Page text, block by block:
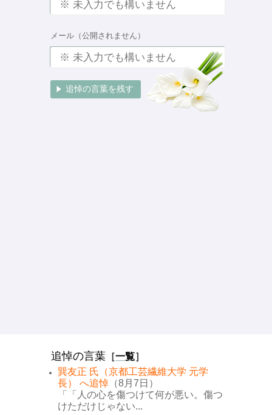
メール（公開されません）
追悼の言葉 ［一覧］
巽友正 氏（京都工芸繊維大学 元学
長） へ追悼 （8月7日）
「「人の心を傷つけて何が悪い。傷つ
けただけじゃない...